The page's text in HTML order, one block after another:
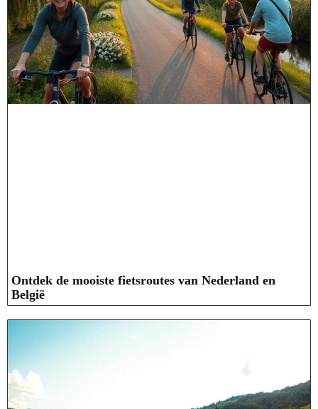
Ontdek de mooiste fietsroutes van Nederland en
België